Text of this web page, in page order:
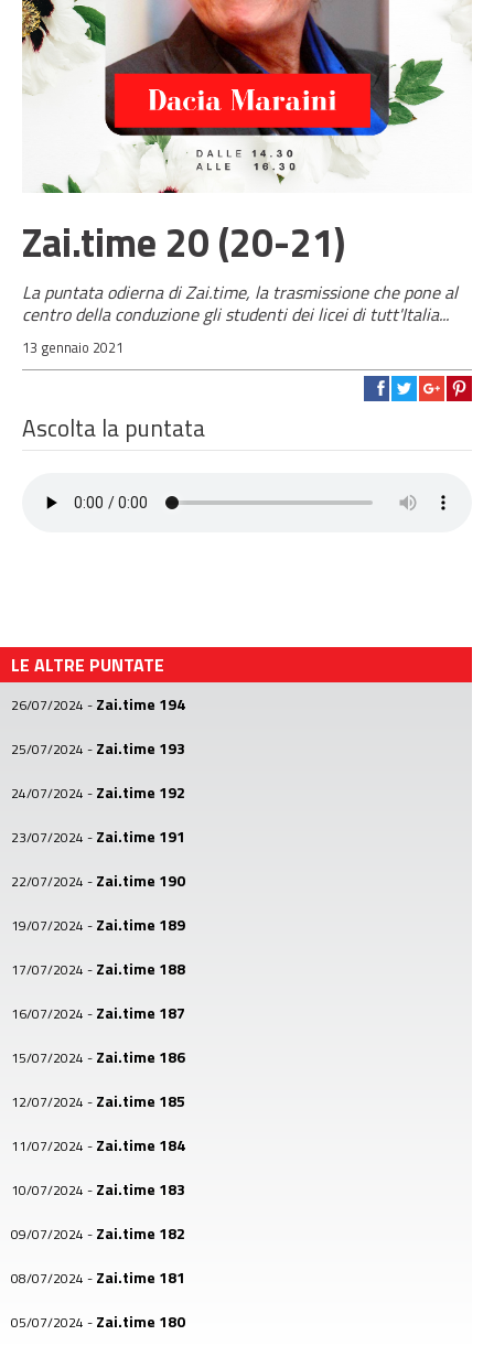
Zai.time 20 (20-21)
La puntata odierna di Zai.time, la trasmissione che pone al
centro della conduzione gli studenti dei licei di tutt'Italia...
13 gennaio 2021
Ascolta la puntata
LE ALTRE PUNTATE
26/07/2024 - Zai.time 194
25/07/2024 - Zai.time 193
24/07/2024 - Zai.time 192
23/07/2024 - Zai.time 191
22/07/2024 - Zai.time 190
19/07/2024 - Zai.time 189
17/07/2024 - Zai.time 188
16/07/2024 - Zai.time 187
15/07/2024 - Zai.time 186
12/07/2024 - Zai.time 185
11/07/2024 - Zai.time 184
10/07/2024 - Zai.time 183
09/07/2024 - Zai.time 182
08/07/2024 - Zai.time 181
05/07/2024 - Zai.time 180